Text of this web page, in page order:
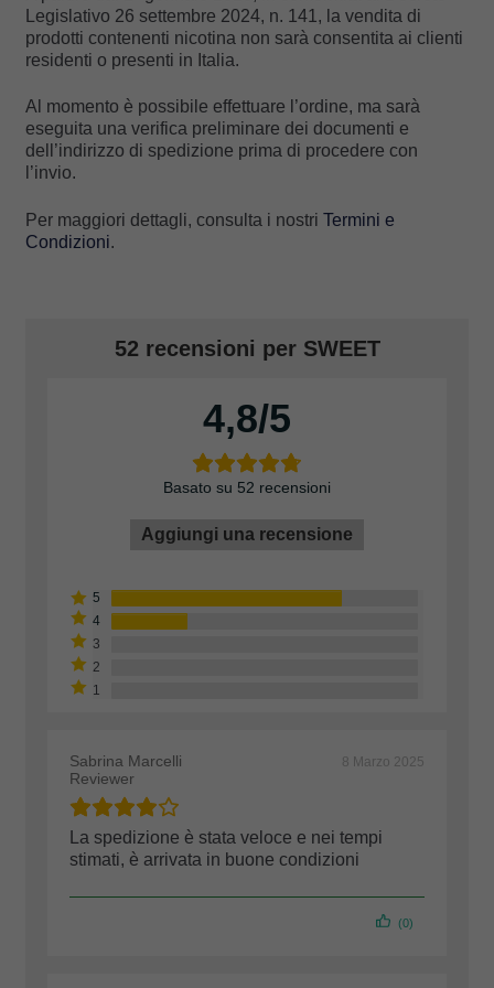
Legislativo 26 settembre 2024, n. 141, la vendita di
prodotti contenenti nicotina non sarà consentita ai clienti
residenti o presenti in Italia.
Al momento è possibile effettuare l’ordine, ma sarà
eseguita una verifica preliminare dei documenti e
dell’indirizzo di spedizione prima di procedere con
l’invio.
Per maggiori dettagli, consulta i nostri Termini e
Condizioni.
52 recensioni per SWEET
4,8
Basato su 52 recensioni
Aggiungi una recensione
Sabrina Marcelli
Reviewer
8 Marzo 2025
La spedizione è stata veloce e nei tempi
stimati, è arrivata in buone condizioni
(0)